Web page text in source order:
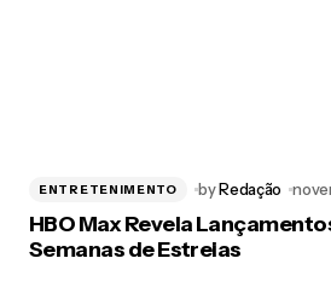
ENTRETENIMENTO byRedação
HBO Max Revela
Semanas de Estreias